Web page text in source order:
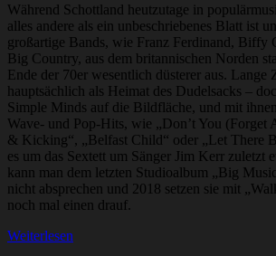
Während Schottland heutzutage in
alles andere als ein unbeschriebenes Blatt ist
großartige Bands, wie Franz Ferdinand, Biffy
Big Country, aus dem britannischen Norden
Ende der 70er wesentlich düsterer aus. Lange
hauptsächlich als Heimat des Dudelsacks –
Simple Minds auf die Bildfläche, und mit
Wave- und Pop-Hits, wie „Don’t You (Forget
& Kicking“, „Belfast Child“ oder „Let There
es um das Sextett um Sänger Jim Kerr zuletzt
kann man dem letzten Studioalbum „Big
nicht absprechen und 2018 setzen sie mit
noch mal einen drauf.
Weiterlesen